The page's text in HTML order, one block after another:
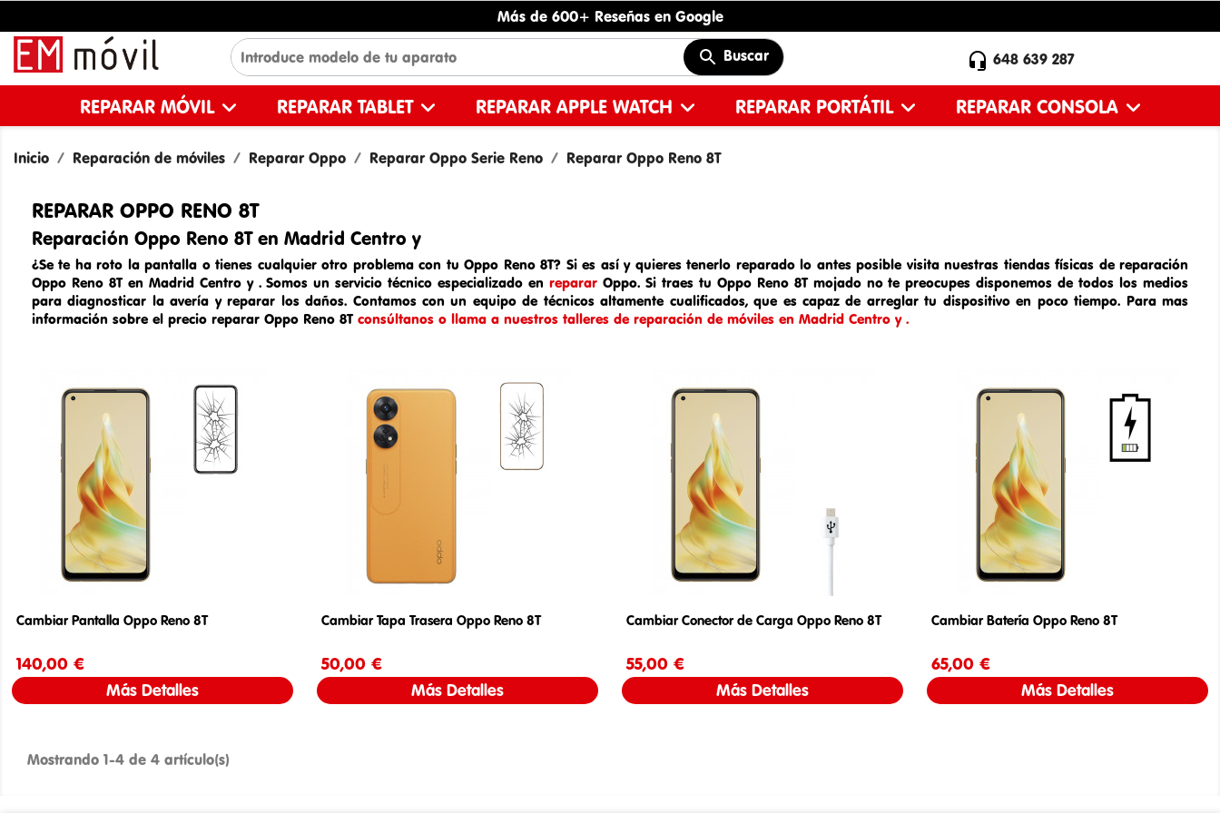
Más de 600+ Reseñas en Google
Buscar  648 639 287
REPARAR MÓVIL REPARAR TABLET REPARAR APPLE WATCH REPARAR PORTÁTIL REPARAR CONSOLA
Inicio Reparación de móviles Reparar Oppo Reparar Oppo Serie Reno Reparar Oppo Reno 8T
REPARAR OPPO RENO 8T
Reparación Oppo Reno 8T en Madrid Centro y
¿Se te ha roto la pantalla o tienes cualquier otro problema con tu Oppo Reno 8T? Si es así y quieres tenerlo reparado lo antes posible visita nuestras tiendas físicas de reparación
Oppo Reno 8T en Madrid Centro y . Somos unservicio técnico especializado enreparar Oppo. Si traes tu Oppo Reno 8Tmojado no te preocupes disponemos de todos los medios
para diagnosticar la avería y reparar los daños. Contamos con un equipo de técnicos altamente cualificados, que es capaz de arreglar tu dispositivo en poco tiempo. Para mas
información sobre el precio reparar Oppo Reno 8T consúltanos o llama a nuestros talleres de reparación de móviles en Madrid Centro y .
Cambiar Pantalla Oppo Reno 8T
140,00 €
Más Detalles
Cambiar Tapa Trasera Oppo Reno 8T
50,00 €
Más Detalles
Cambiar Conector de Carga Oppo Reno 8T
55,00 €
Más Detalles
Cambiar Batería Oppo Reno 8T
65,00 €
Más Detalles
Mostrando 1-4 de 4 artículo(s)